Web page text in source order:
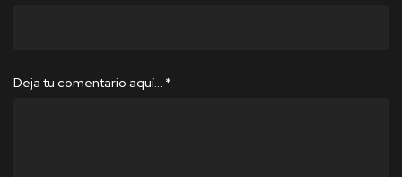
Deja tu comentario aquí… *